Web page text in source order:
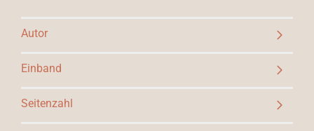
Autor
Einband
Seitenzahl